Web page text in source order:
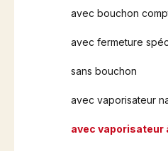
avec bouchon
avec fermeture
sans bouchon
avec vaporisateur
avec vaporisateur